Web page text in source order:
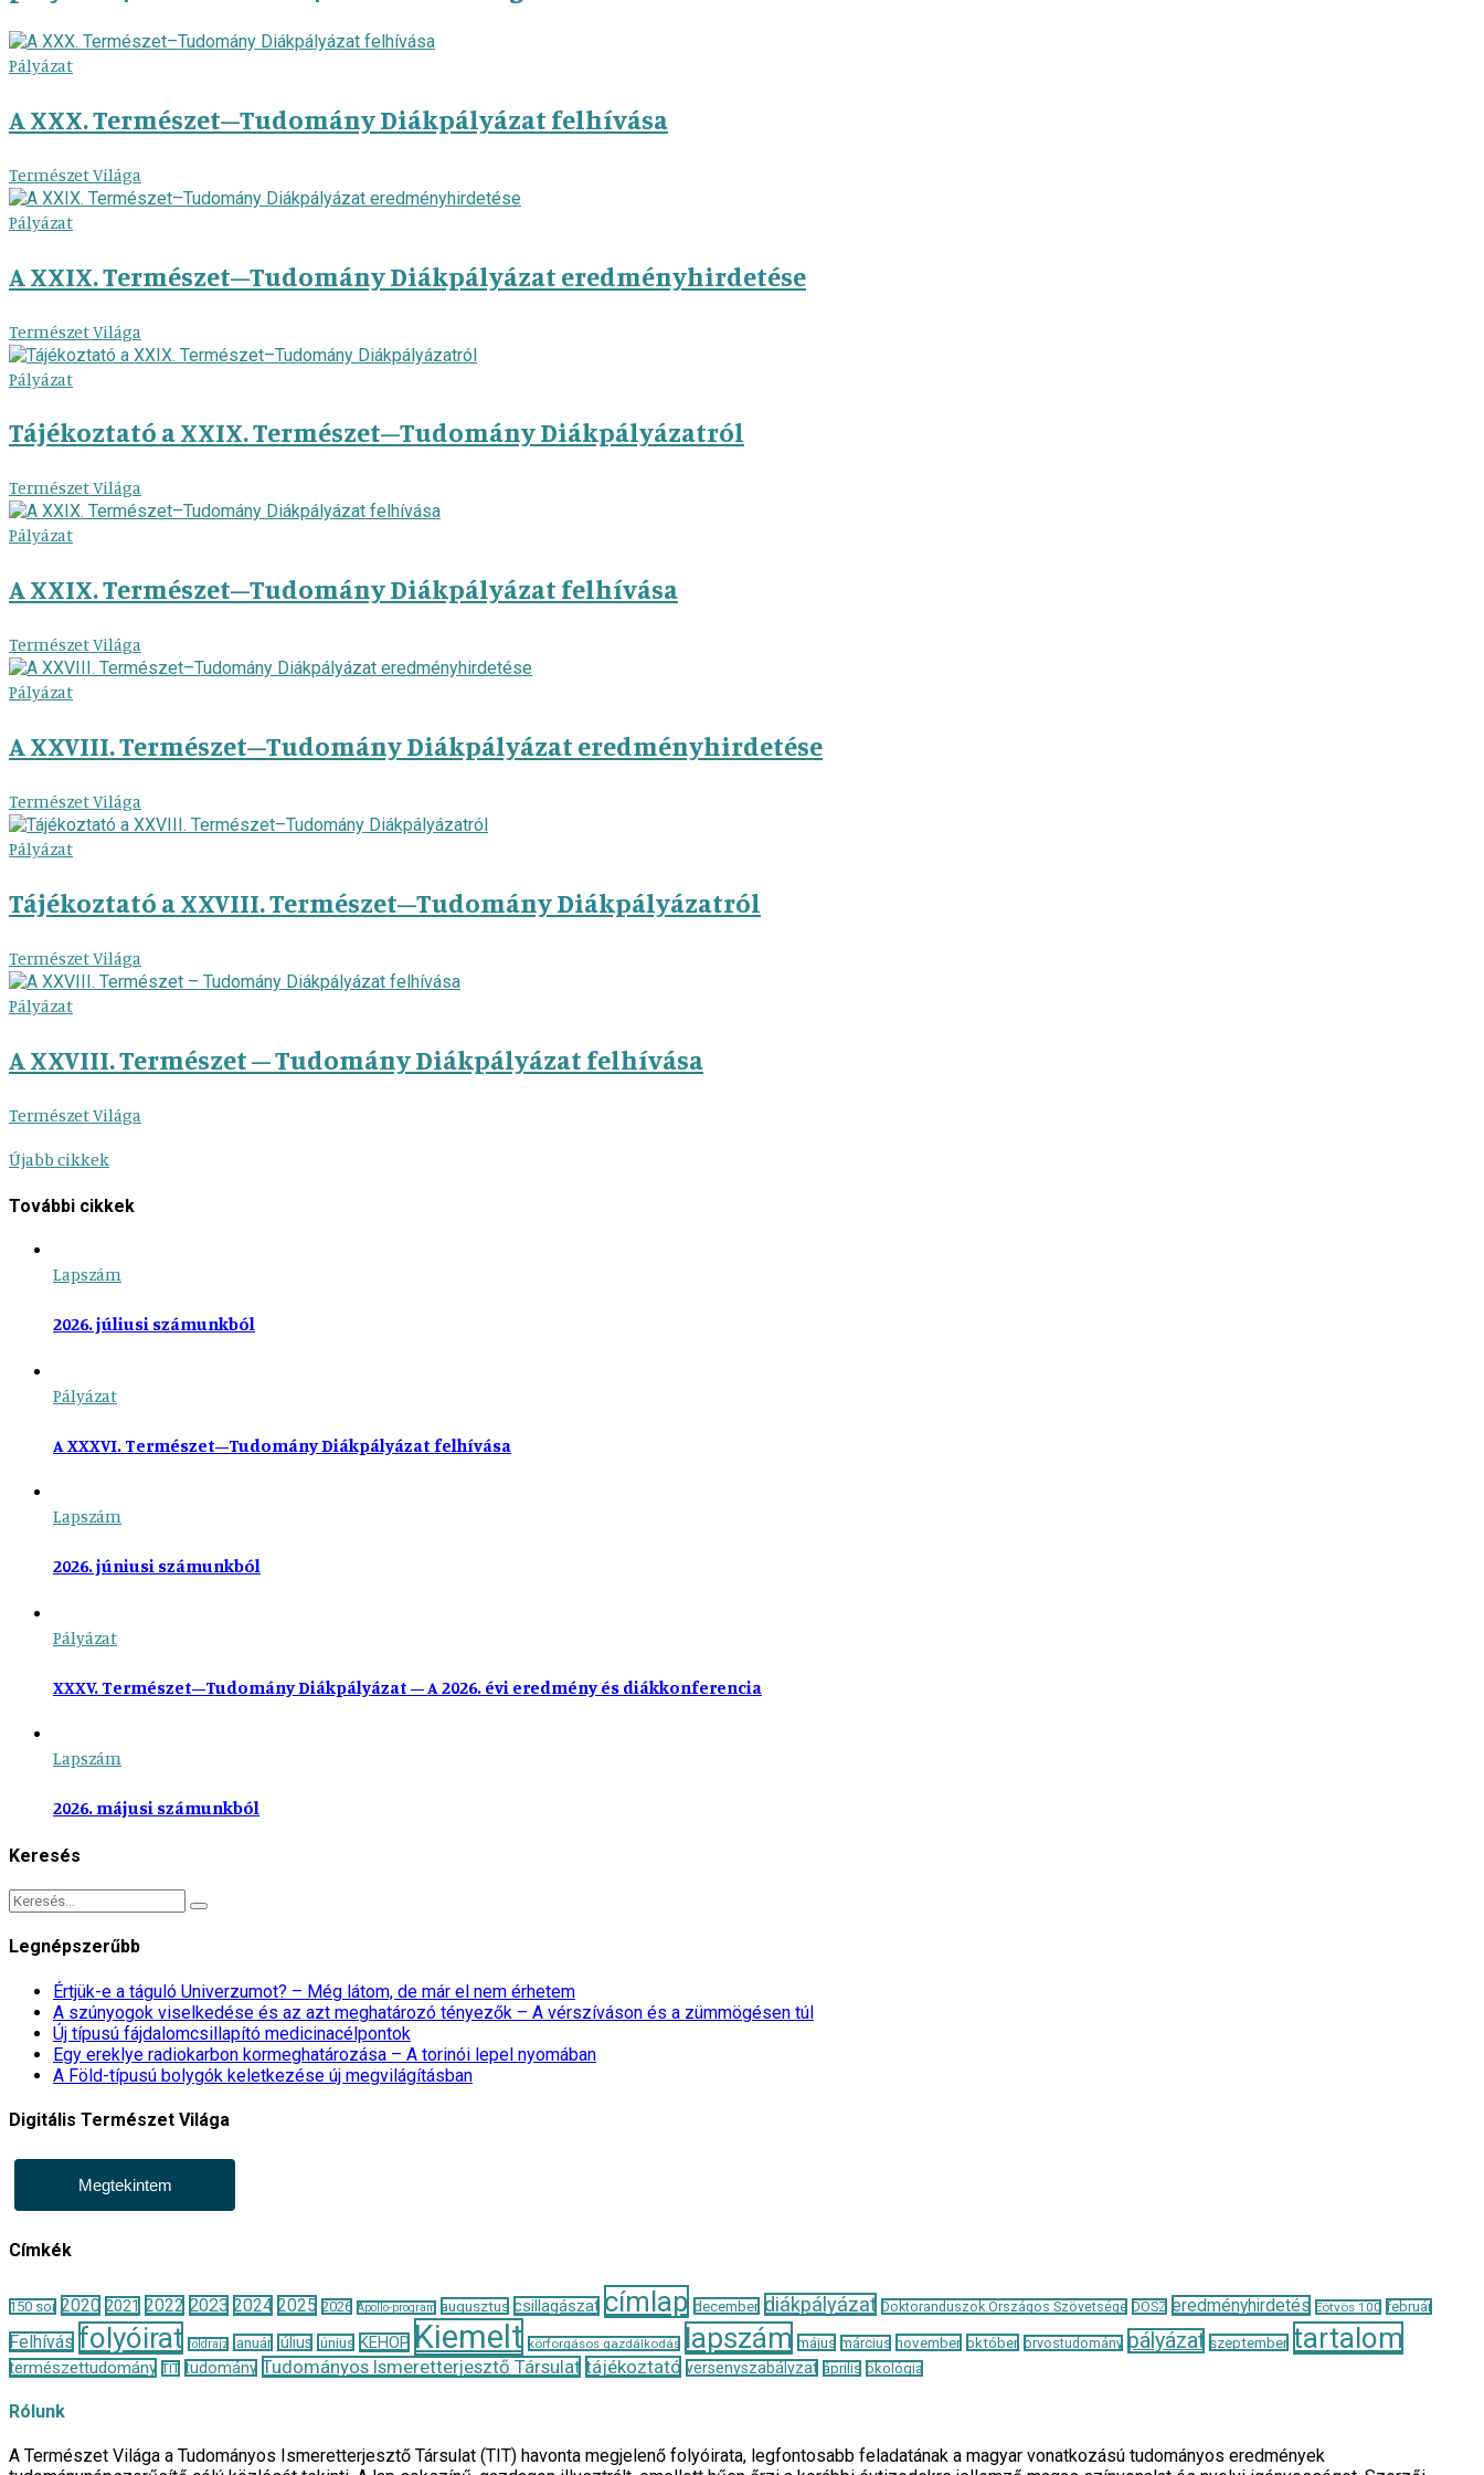
Pályázat
A XXX. Természet–Tudomány Diákpályázat felhívása
Természet Világa
Pályázat
A XXIX. Természet–Tudomány Diákpályázat eredményhirdetése
Természet Világa
Pályázat
Tájékoztató a XXIX. Természet–Tudomány Diákpályázatról
Természet Világa
Pályázat
A XXIX. Természet–Tudomány Diákpályázat felhívása
Természet Világa
Pályázat
A XXVIII. Természet–Tudomány Diákpályázat eredményhirdetése
Természet Világa
Pályázat
Tájékoztató a XXVIII. Természet–Tudomány Diákpályázatról
Természet Világa
Pályázat
A XXVIII. Természet – Tudomány Diákpályázat felhívása
Természet Világa
Újabb cikkek
További cikkek
Lapszám
2026. júliusi számunkból
Pályázat
A XXXVI. Természet–Tudomány Diákpályázat felhívása
Lapszám
2026. júniusi számunkból
Pályázat
XXXV. Természet–Tudomány Diákpályázat – A 2026. évi eredmény és diákkonferencia
Lapszám
2026. májusi számunkból
Keresés
Legnépszerűbb
Értjük-e a táguló Univerzumot? – Még látom, de már el nem érhetem
A szúnyogok viselkedése és az azt meghatározó tényezők – A vérszíváson és a zümmögésen túl
Új típusú fájdalomcsillapító medicinacélpontok
Egy ereklye radiokarbon kormeghatározása – A torinói lepel nyomában
A Föld-típusú bolygók keletkezése új megvilágításban
Digitális Természet Világa
Megtekintem
Címkék
150 sor 2020 2021 2022 2023 2024 2025 2026 Apollo-program augusztus csillagászat címlap december diákpályázat Doktoranduszok Országos Szövetsége DOSZ eredményhirdetés Eötvös 100 február
Felhívás folyóirat földrajz január július június KEHOP Kiemelt körforgásos gazdálkodás lapszám május március november október orvostudomány pályázat szeptember tartalom
természettudomány TIT tudomány Tudományos Ismeretterjesztő Társulat tájékoztató versenyszabályzat április ökológia
Rólunk
A Természet Világa a Tudományos Ismeretterjesztő Társulat (TIT) havonta megjelenő folyóirata, legfontosabb feladatának a magyar vonatkozású tudományos eredmények